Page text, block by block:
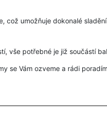
což umožňuje dokonalé
vše potřebné je již součástí
se Vám ozveme a rádi